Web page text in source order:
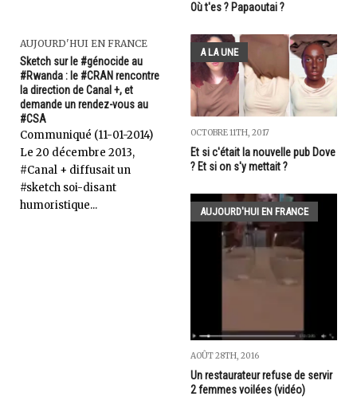
Où t'es ? Papaoutai ?
AUJOURD'HUI EN FRANCE
Sketch sur le #génocide au
#Rwanda : le #CRAN rencontre
la direction de Canal +, et
demande un rendez-vous au
#CSA
Communiqué (11-01-2014)
Le 20 décembre 2013,
#Canal + diffusait un
#sketch soi-disant
humoristique...
A LA UNE
OCTOBRE 11TH, 2017
Et si c'était la nouvelle pub Dove
? Et si on s'y mettait ?
AUJOURD'HUI EN FRANCE
AOÛT 28TH, 2016
Un restaurateur refuse de servir
2 femmes voilées (vidéo)